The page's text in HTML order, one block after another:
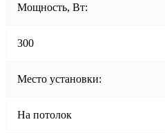
Мощность, Вт:
300
Место установки:
На потолок